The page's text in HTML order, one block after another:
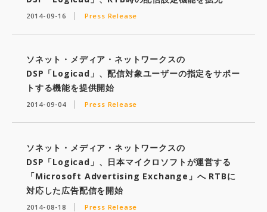
2014-09-16 Press Release
ソネット・メディア・ネットワークスの
DSP「Logicad」、配信対象ユーザーの指定をサポー
トする機能を提供開始
2014-09-04 Press Release
ソネット・メディア・ネットワークスの
DSP「Logicad」、日本マイクロソフトが運営する
「Microsoft Advertising Exchange」へ RTBに
対応した広告配信を開始
2014-08-18 Press Release